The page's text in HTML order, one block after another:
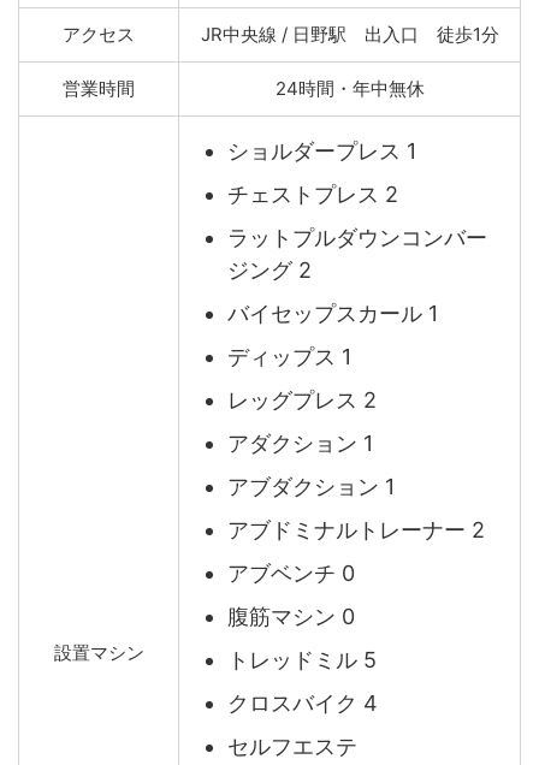
アクセス JR中央線 / 日野駅 出入口 徒歩1分
営業時間 24時間・年中無休
設置マシン
ショルダープレス 1
チェストプレス 2
ラットプルダウンコンバー
ジング 2
バイセップスカール 1
ディップス 1
レッグプレス 2
アダクション 1
アブダクション 1
アブドミナルトレーナー 2
アブベンチ 0
腹筋マシン 0
トレッドミル 5
クロスバイク 4
セルフエステ